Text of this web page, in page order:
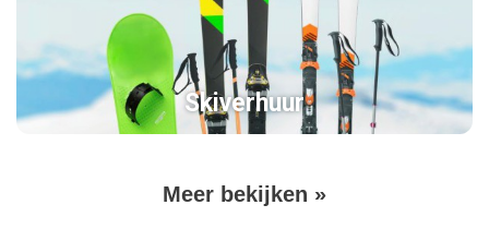
Skiverhuur
Volgende
Meer bekijken »